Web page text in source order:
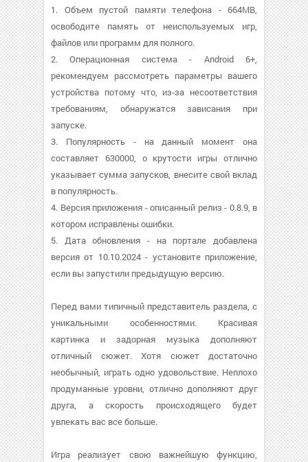
1. Объем пустой памяти телефона - 664MB,
освободите память от неиспользуемых игр,
файлов или программ для полного.
2. Операционная система - Android 6+,
рекомендуем рассмотреть параметры вашего
устройства потому что, из-за несоответствия
требованиям, обнаружатся зависания при
запуске.
3. Популярность - на данный момент она
составляет 630000, о крутости игры отлично
указывает сумма запусков, внесите свой вклад
в популярность.
4. Версия приложения - описанный релиз - 0.8.9, в
котором исправлены ошибки.
5. Дата обновления - на портале добавлена
версия от 10.10.2024 - установите приложение,
если вы запустили предыдущую версию.
Перед вами типичный представитель раздела, с
уникальными особенностями. Красивая
картинка и задорная музыка дополняют
отличный сюжет. Хотя сюжет достаточно
необычный, играть одно удовольствие. Неплохо
продуманные уровни, отлично дополняют друг
друга, а скорость происходящего будет
увлекать вас все больше.
Игра реализует свою важнейшую функцию,